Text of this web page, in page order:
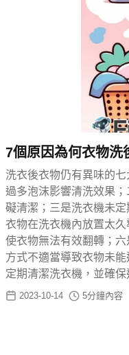
7個原因為何衣物洗
洗衣後衣物仍有異味的
過多泡沫影響清洗效果
礙清潔；三是洗衣機未
衣物在洗衣機內放置太
使衣物無法有效翻轉；
方式不適當導致衣物未
定期清潔洗衣機，並確
2023-10-14 5分鐘內容